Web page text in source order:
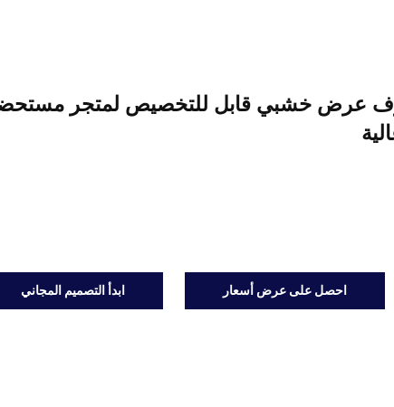
عرض خشبي قابل للتخصيص لمتجر
احصل على عرض أسعار ابدأ التصميم المجاني